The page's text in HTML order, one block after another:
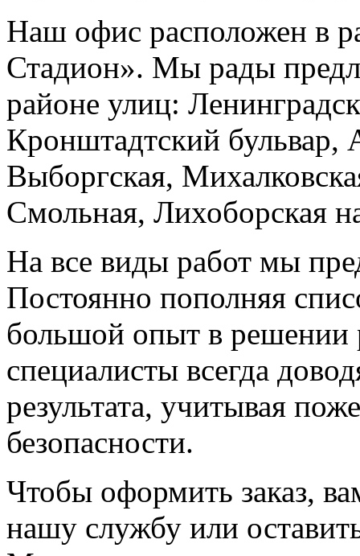
Наш офис расположен в
Стадион». Мы рады
районе улиц:
Кронштадтский бульвар,
Выборгская,
Смольная, Лихоборская
На все виды работ мы
Постоянно пополняя
большой опыт в решении
специалисты всегда
результата, учитывая
безопасности.
Чтобы оформить заказ,
нашу службу или